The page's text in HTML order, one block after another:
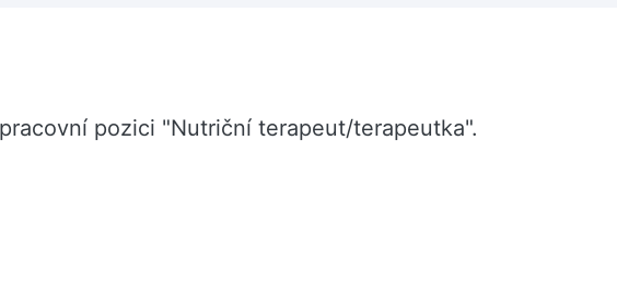
pozici "Nutriční terapeut/terapeutka".